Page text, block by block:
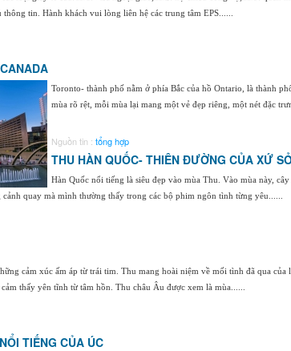
tin. Hành khách vui lòng liên hệ các trung tâm EPS......
Toronto- thành phố nằm ở phía Bắc của hồ Ontario, là thành
mùa rõ rệt, mỗi mùa lại mang một vẻ đẹp riêng, một nét đặc
Nguồn tin : tổng hợp
THU HÀN QUỐC- THIÊN ĐƯỜNG CỦA XỨ
Hàn Quốc nổi tiếng là siêu đẹp vào mùa Thu. Vào mùa này, cây
quay mà mình thường thấy trong các bộ phim ngôn tình từng yêu......
cảm xúc ấm áp từ trái tim. Thu mang hoài niệm về mối tình đã qua
thấy yên tĩnh từ tâm hồn. Thu châu Âu được xem là mùa......
TIẾNG CỦA ÚC